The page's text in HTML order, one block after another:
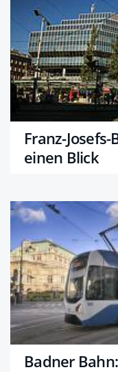
Franz-
einen Blick
Badner